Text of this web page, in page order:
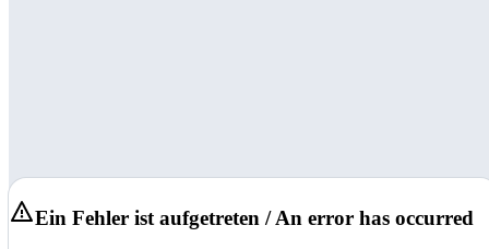
Ein Fehler ist aufgetreten / An error has occurred